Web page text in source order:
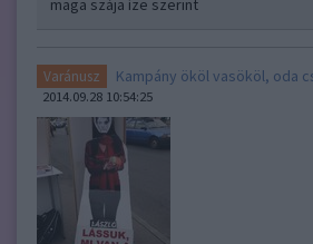
maga szája íze szerint
Varánusz Kampány ököl vasököl, oda
2014.09.28 10:54:25